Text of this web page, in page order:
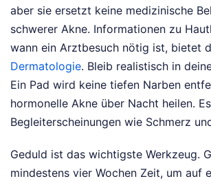
aber sie ersetzt keine medizinische
schwerer Akne. Informationen zu
wann ein Arztbesuch nötig ist, bietet
Dermatologie. Bleib realistisch in
Ein Pad wird keine tiefen Narben
hormonelle Akne über Nacht heilen.
Begleiterscheinungen wie Schmerz
Geduld ist das wichtigste Werkzeug.
mindestens vier Wochen Zeit, um auf